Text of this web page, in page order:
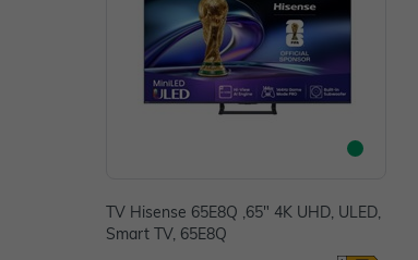
TV Hisense 65E8Q ,65" 4K UHD, ULED,
Smart TV, 65E8Q